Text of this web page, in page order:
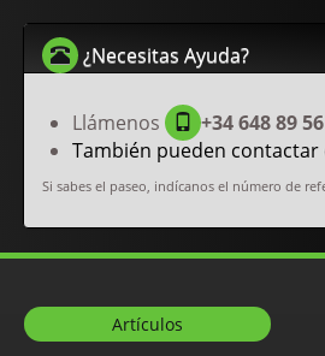
¿Necesitas Ayuda?
Llámenos
+34 648 89
También pueden
Si sabes el paseo, indícanos el número de
Artículos